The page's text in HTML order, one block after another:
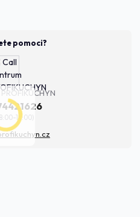
pomoci?
16:00)